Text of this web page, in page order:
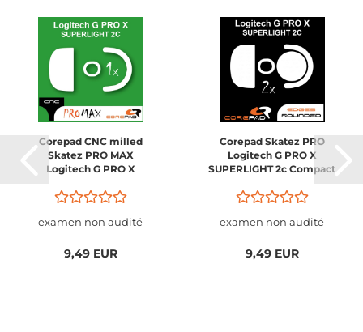
Corepad CNC milled
Skatez PRO MAX
Logitech G PRO X
examen non audité
9,49 EUR
Corepad Skatez PRO
Logitech G PRO X
SUPERLIGHT 2c Compact
examen non audité
9,49 EUR